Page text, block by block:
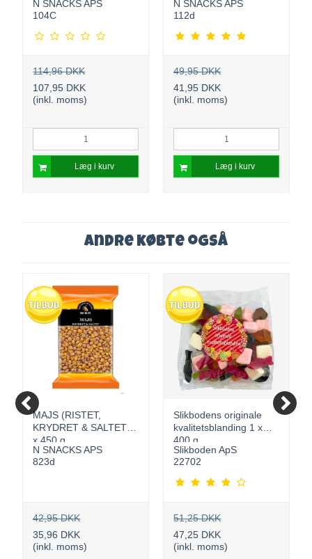
N SNACKS APS
104C
114,96 DKK
107,95 DKK
(inkl. moms)
Læg i kurv
N SNACKS APS
112d
49,95 DKK
41,95 DKK
(inkl. moms)
Læg i kurv
Andre købte også
MAJS (RISTET,
KRYDRET & SALTET) 1
x 450 g
N SNACKS APS
823d
42,95 DKK
35,96 DKK
(inkl. moms)
Slikbodens originale
kvalitetsblanding 1 x
400 g
Slikboden ApS
22702
51,25 DKK
47,25 DKK
(inkl. moms)